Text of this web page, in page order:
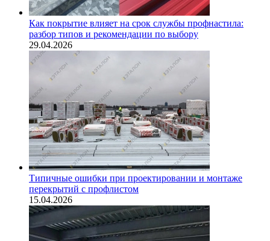
Как покрытие влияет на срок службы профнастила:
разбор типов и рекомендации по выбору
29.04.2026
Типичные ошибки при проектировании и монтаже
перекрытий с профлистом
15.04.2026